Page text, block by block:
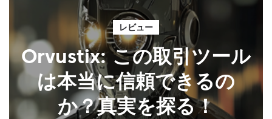
レビュー
Orvustix: この取引ツール
は本当に信頼できるの
か？真実を探る！